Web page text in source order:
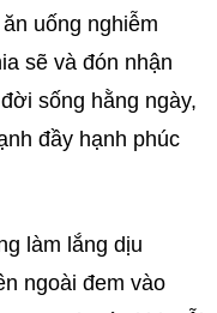
uống nghiễm
sẽ và đón nhận
sống hằng ngày,
đầy hạnh phúc
làm lắng dịu
ngoài đem vào